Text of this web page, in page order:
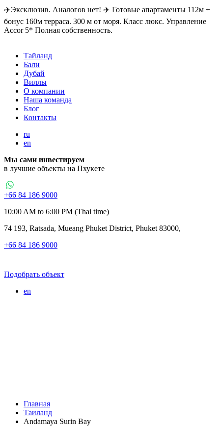
✈️Эксклюзив. Аналогов нет! ✈️ Готовые апартаменты 112м +
бонус 160м терраса. 300 м от моря. Класс люкс. Управление
Accor 5* Полная собственность.
Тайланд
Бали
Дубай
Виллы
О компании
Наша команда
Блог
Контакты
ru
en
Мы сами инвестируем
в лучшие объекты на Пхукете
+66 84 186 9000
10:00 AM to 6:00 PM (Thai time)
74 193, Ratsada, Mueang Phuket District, Phuket 83000,
+66 84 186 9000
Подобрать объект
en
Главная
Таиланд
Andamaya Surin Bay